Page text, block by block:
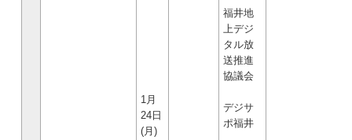
1月
24日
(月)
福井地
上デジ
タル放
送推進
協議会
デジサ
ポ福井